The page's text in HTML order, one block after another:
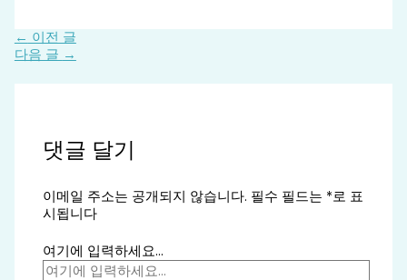
← 이전 글
다음 글 →
댓글 달기
이메일 주소는 공개되지 않습니다. 필수 필드는 *로 표
시됩니다
여기에 입력하세요...